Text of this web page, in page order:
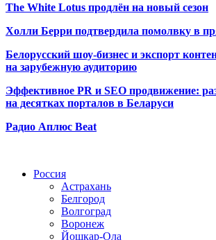
The White Lotus продлён на новый сезон
Холли Берри подтвердила помолвку в
Белорусский шоу-бизнес и экспорт
на зарубежную аудиторию
Эффективное PR и SEO продвижение:
на десятках порталов в Беларуси
Радио Аплюс Beat
Россия
Астрахань
Белгород
Волгоград
Воронеж
Йошкар-Ола